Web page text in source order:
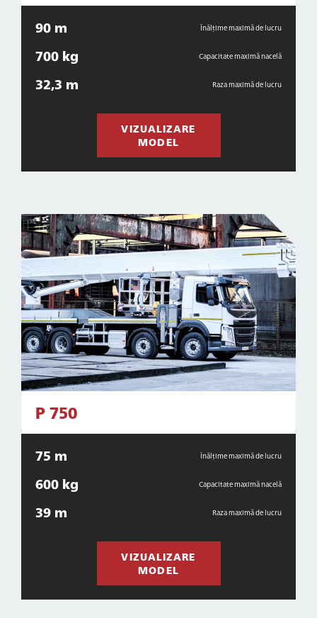
90 m Înălțime maximă de lucru
700 kg Capacitate maximă nacelă
32,3 m Raza maximă de lucru
VIZUALIZARE
MODEL
P 750
75 m Înălțime maximă de lucru
600 kg Capacitate maximă nacelă
39 m Raza maximă de lucru
VIZUALIZARE
MODEL